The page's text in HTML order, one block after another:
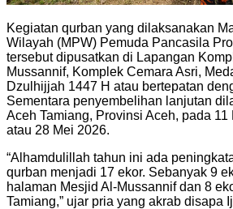
Kegiatan qurban yang dilaksanakan
Wilayah (MPW) Pemuda Pancasila
tersebut dipusatkan di Lapangan
Mussannif, Komplek Cemara Asri,
Dzulhijjah 1447 H atau bertepatan
Sementara penyembelihan lanjutan
Aceh Tamiang, Provinsi Aceh, pada
atau 28 Mei 2026.
“Alhamdulillah tahun ini ada
qurban menjadi 17 ekor. Sebanyak 9
halaman Mesjid Al-Mussannif dan 8
Tamiang,” ujar pria yang akrab disapa